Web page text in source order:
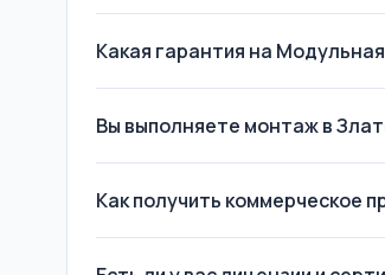
Какая гарантия на
Вы выполняете монтаж в
Как получить коммерческое